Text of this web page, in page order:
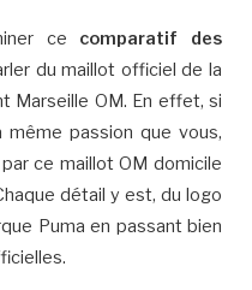
ce comparatif des
du maillot officiel de la
Marseille OM. En effet, si
passion que vous,
ce maillot OM domicile
détail y est, du logo
Puma en passant bien